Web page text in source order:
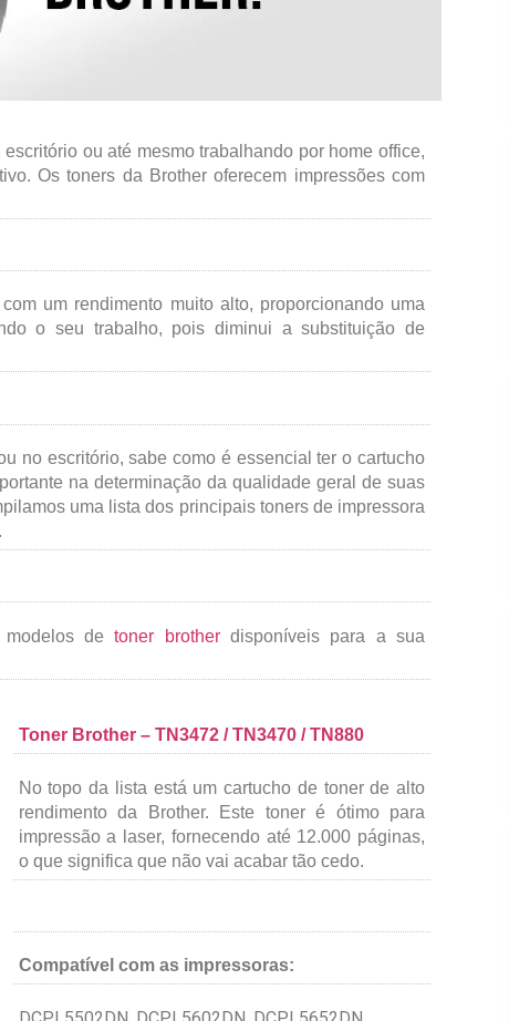
ou até mesmo trabalhando por home office,
Os toners da Brother oferecem impressões com
um rendimento muito alto, proporcionando uma
o seu trabalho, pois diminui a substituição de
no escritório, sabe como é essencial ter o cartucho
na determinação da qualidade geral de suas
uma lista dos principais toners de impressora
modelos detoner brotherdisponíveis para a sua
Toner Brother – TN3472 / TN3470 / TN880
No topo da lista está um cartucho de toner de alto
rendimento da Brother. Este toner é ótimo para
impressão a laser, fornecendo até 12.000 páginas,
o que significa que não vai acabar tão cedo.
Compatível com as impressoras: